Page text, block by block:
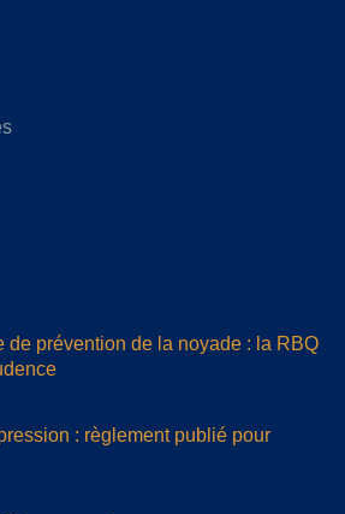
de prévention de la noyade : la RBQ
: règlement publié pour